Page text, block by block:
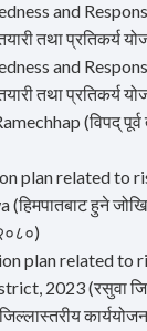
and
तथा प्रतिकर्य
and
तथा प्रतिकर्य
(विपद् पूर्व
plan related to
हुने
plan related to
2023 (रसुवा